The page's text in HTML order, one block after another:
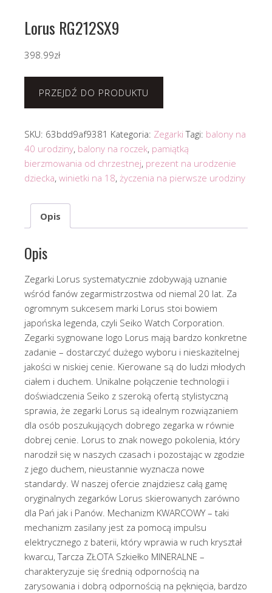
Lorus RG212SX9
398.99zł
PRZEJDŹ DO PRODUKTU
SKU: 63bdd9af9381 Kategoria: Zegarki Tagi: balony na
40 urodziny, balony na roczek, pamiątką
bierzmowania od chrzestnej, prezent na urodzenie
dziecka, winietki na 18, życzenia na pierwsze urodziny
Opis
Opis
Zegarki Lorus systematycznie zdobywają uznanie
wśród fanów zegarmistrzostwa od niemal 20 lat. Za
ogromnym sukcesem marki Lorus stoi bowiem
japońska legenda, czyli Seiko Watch Corporation.
Zegarki sygnowane logo Lorus mają bardzo konkretne
zadanie – dostarczyć dużego wyboru i nieskazitelnej
jakości w niskiej cenie. Kierowane są do ludzi młodych
ciałem i duchem. Unikalne połączenie technologii i
doświadczenia Seiko z szeroką ofertą stylistyczną
sprawia, że zegarki Lorus są idealnym rozwiązaniem
dla osób poszukujących dobrego zegarka w równie
dobrej cenie. Lorus to znak nowego pokolenia, który
narodził się w naszych czasach i pozostając w zgodzie
z jego duchem, nieustannie wyznacza nowe
standardy. W naszej ofercie znajdziesz całą gamę
oryginalnych zegarków Lorus skierowanych zarówno
dla Pań jak i Panów. Mechanizm KWARCOWY – taki
mechanizm zasilany jest za pomocą impulsu
elektrycznego z baterii, który wprawia w ruch kryształ
kwarcu, Tarcza ZŁOTA Szkiełko MINERALNE –
charakteryzuje się średnią odpornością na
zarysowania i dobrą odpornością na pęknięcia, bardzo